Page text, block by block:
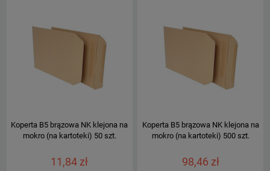
Koperta B5 brązowa NK klejona na
mokro (na kartoteki) 50 szt.
11,84 zł
Koperta B5 brązowa NK klejona na
mokro (na kartoteki) 500 szt.
98,46 zł